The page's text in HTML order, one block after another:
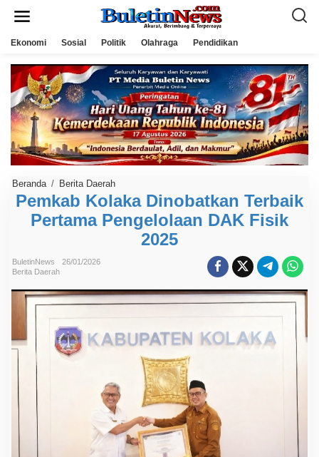
Ekonomi Sosial Politik Olahraga Pendidikan
Beranda / Berita Daerah
m
k
a
k
a
n
o
k
a
n
T
e
r
b
Pemkab Kolaka Dinobatkan Terbaik
Pertama Pengelolaan DAK Fisik
2025
BuletinNews
26/01/2026
Berita Daerah